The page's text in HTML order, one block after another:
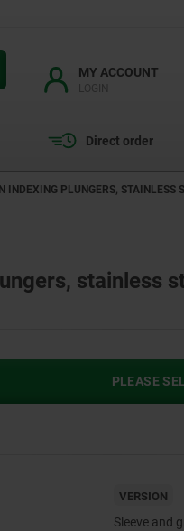
MY ACCOUNT
Direct order
INDEXING PLUNGERS, STAINLESS
stainless
PLEASE
VERSION
Sleeve and